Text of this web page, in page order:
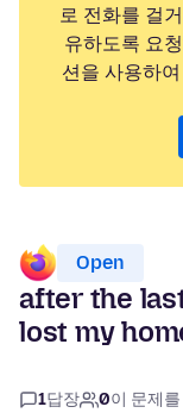
로 전화를 걸
유하도록 요
션을 사용하
Open
after the
lost my
1답장 0이 문제